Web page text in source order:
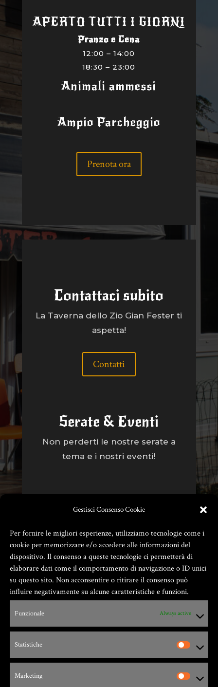
Gestisci Consenso Cookie
Per fornire le migliori esperienze, utilizziamo tecnologie come i
cookie per memorizzare e/o accedere alle informazioni del
dispositivo. Il consenso a queste tecnologie ci permetterà di
elaborare dati come il comportamento di navigazione o ID unici
su questo sito. Non acconsentire o ritirare il consenso può
influire negativamente su alcune caratteristiche e funzioni.
Funzionale Always active
Statistiche
Marketing
APERTO TUTTI I GIORNI
Pranzo e Cena
12:00 – 14:00
18:30 – 23:00
Animali ammessi
Ampio Parcheggio
Prenota ora
Contattaci subito
La Taverna dello Zio Gian Fester ti
aspetta!
Contatti
Serate & Eventi
Non perderti le nostre serate a
tema e i nostri eventi!
Via G. Leopardi, 9 – 17047 – Vado Ligure (SV)